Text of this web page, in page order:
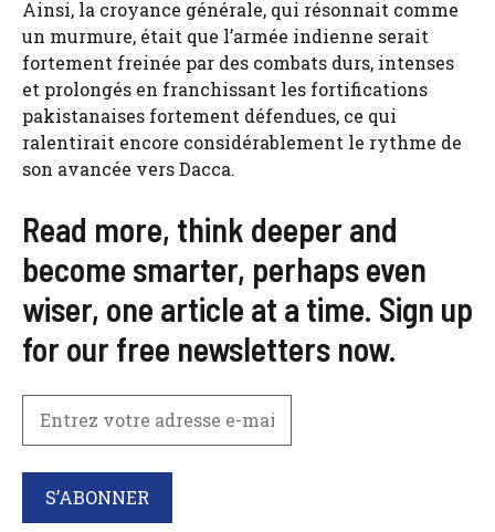
Ainsi, la croyance générale, qui résonnait comme
un murmure, était que l’armée indienne serait
fortement freinée par des combats durs, intenses
et prolongés en franchissant les fortifications
pakistanaises fortement défendues, ce qui
ralentirait encore considérablement le rythme de
son avancée vers Dacca.
Read more, think deeper and
become smarter, perhaps even
wiser, one article at a time. Sign up
for our free newsletters now.